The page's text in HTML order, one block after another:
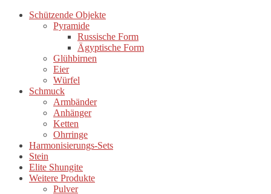
Schützende Objekte
Pyramide
Russische Form
Ägyptische Form
Glühbirnen
Eier
Würfel
Schmuck
Armbänder
Anhänger
Ketten
Ohrringe
Harmonisierungs-Sets
Stein
Elite Shungite
Weitere Produkte
Pulver